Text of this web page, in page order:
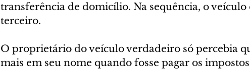
transferência de domicílio. Na sequência, o
terceiro.
O proprietário do veículo verdadeiro só percebia
mais em seu nome quando fosse pagar os